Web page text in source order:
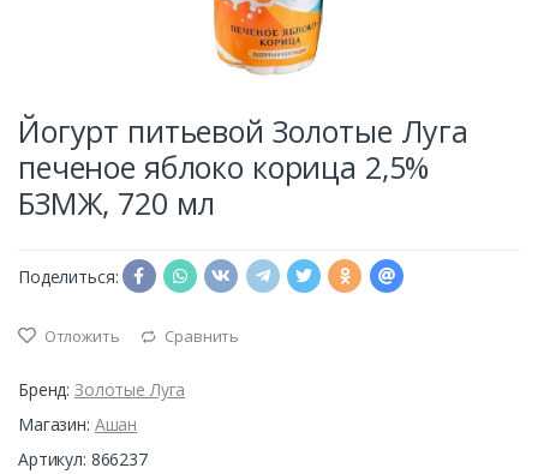
Йогурт питьевой Золотые Луга
печеное яблоко корица 2,5%
БЗМЖ, 720 мл
Поделиться:
Отложить Сравнить
Бренд: Золотые Луга
Магазин: Ашан
Артикул: 866237